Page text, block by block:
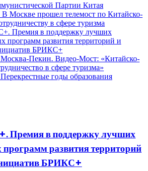
Партии Китая
В Москве прошел телемост по Китайско-
в сфере туризма
Премия в поддержку лучших
программ развития территорий и
БРИКС+
Пекин. Видео-Мост: «Китайско-
в сфере туризма»
годы образования
Премия в поддержку лучших
развития территорий
БРИКС+